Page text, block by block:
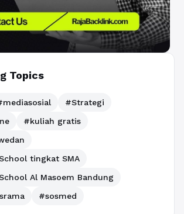
Topics
#Strategi
#kuliah gratis
tingkat SMA
Al Masoem Bandung
#sosmed